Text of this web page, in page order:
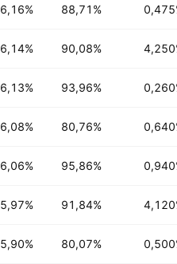
6,16% 88,71%
6,14% 90,08%
6,13% 93,96%
6,08% 80,76%
6,06% 95,86%
5,97% 91,84%
5,90% 80,07%